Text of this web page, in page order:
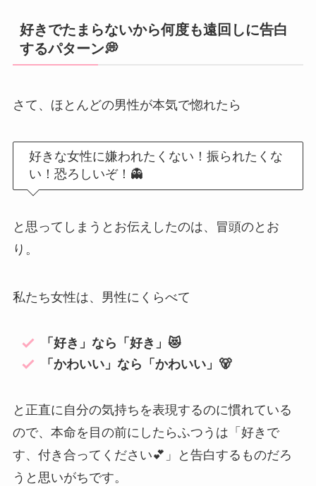
好きでたまらないから何度も遠回しに告白
するパターン💭
さて、ほとんどの男性が本気で惚れたら
好きな女性に嫌われたくない！振られたくな
い！恐ろしいぞ！👻
と思ってしまうとお伝えしたのは、冒頭のとお
り。
私たち女性は、男性にくらべて
「好き」なら「好き」😻
「かわいい」なら「かわいい」🐻
と正直に自分の気持ちを表現するのに慣れている
ので、本命を目の前にしたらふつうは「好きで
す、付き合ってください💕」と告白するものだろ
うと思いがちです。